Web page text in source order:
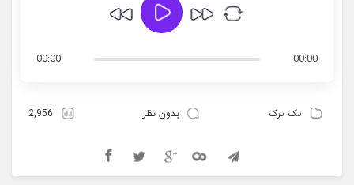
00:00
00:00
تک ترک بدون نظر 2,956